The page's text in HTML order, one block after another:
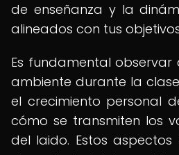
de enseñanza y la
alineados con tus
Es fundamental
ambiente durante la
el crecimiento personal
cómo se transmiten los
del Iaido. Estos